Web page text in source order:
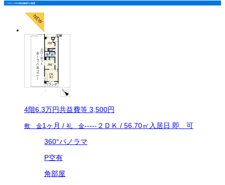
ステージＭの現在募集中の部屋
4階6.3万円共益費等 3,500円
敷 金1ヶ月 / 礼 金----- ２ＤＫ / 56.70㎡ 入居日 即 可
360°パノラマ
P空有
角部屋